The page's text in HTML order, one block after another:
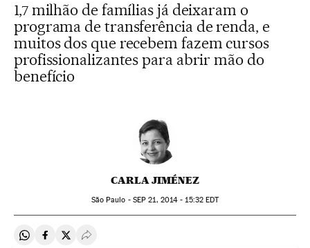
1,7 milhão de famílias já deixaram o
programa de transferência de renda, e
muitos dos que recebem fazem cursos
profissionalizantes para abrir mão do
benefício
CARLA JIMÉNEZ
São Paulo - SEP 21, 2014 - 15:32EDT
Compartir en Whatsapp
Compartir en Facebook
Compartir en Twitter
Desplegar Redes Sociales